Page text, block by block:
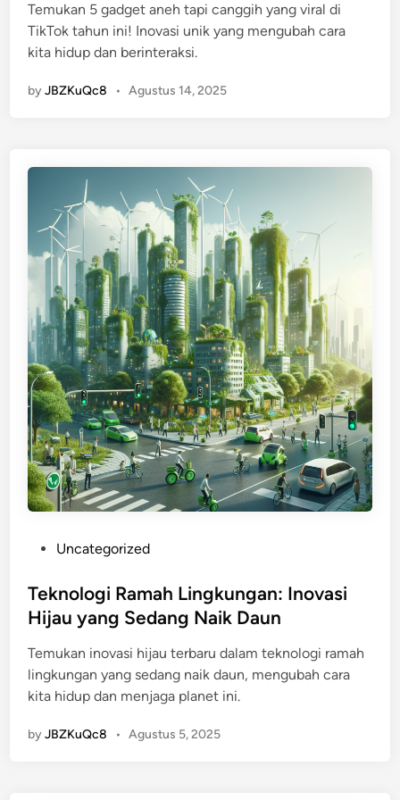
i
r
B
m
b
i
l
K
e
p
u
t
S
n
d
d
i
n
Temukan 5 gadget aneh tapi canggih yang viral di
TikTok tahun ini! Inovasi unik yang mengubah cara
kita hidup dan berinteraksi.
byJBZKuQc8 • Agustus 14, 2025
s
t
d
i
n
Uncategorized
Teknologi Ramah Lingkungan: Inovasi
Hijau yang Sedang Naik Daun
Temukan inovasi hijau terbaru dalam teknologi ramah
lingkungan yang sedang naik daun, mengubah cara
kita hidup dan menjaga planet ini.
byJBZKuQc8 • Agustus 5, 2025